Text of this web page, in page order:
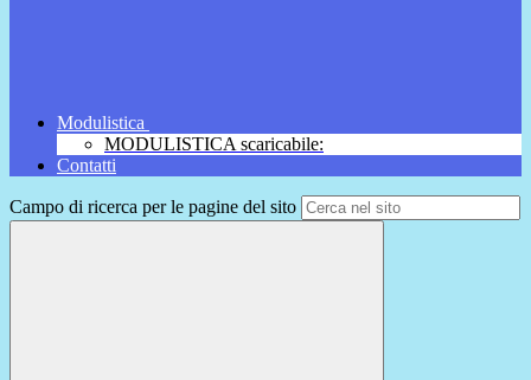
Modulistica
MODULISTICA scaricabile:
Contatti
Campo di ricerca per le pagine del sito